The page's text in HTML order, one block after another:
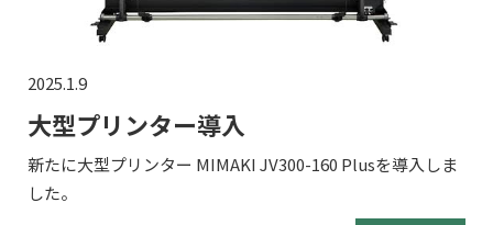
2025.1.9
大型プリンター導入
新たに大型プリンター MIMAKI JV300-160 Plusを導入しま
した。